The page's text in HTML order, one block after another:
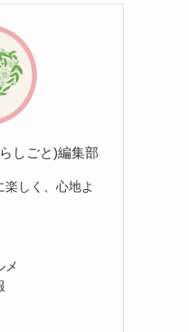
しごと)編集部
楽しく、心地よ
メ